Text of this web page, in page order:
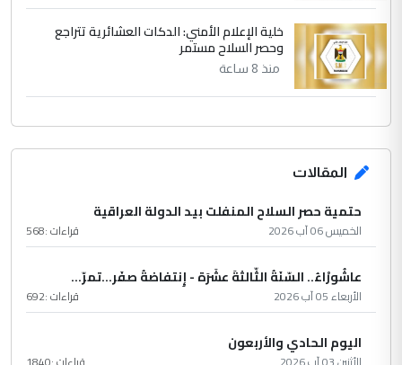
خلية الإعلام الأمني: الدكات العشائرية تتراجع
وحصر السلاح مستمر
منذ 8 ساعة
المقالات
حتمية حصر السلاح المنفلت بيد الدولة العراقية
الخميس 06 آب 2026 قراءات :568
عاشُورْاءُ.. السّنَةُ الثّالثةَ عشَرَة - إِنتفاضةُ صفَر…تمرّ...
الأربعاء 05 آب 2026 قراءات :692
اليوم الحادي والأربعون